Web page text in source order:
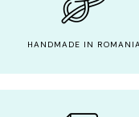
HANDMADE IN